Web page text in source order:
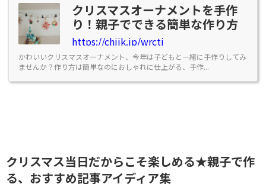
クリスマスオーナメントを手作
り！親子でできる簡単な作り方
https://chiik.jp/wrctj
かわいいクリスマスオーナメント、今年は子どもと一緒に手作りしてみ
ませんか？作り方は簡単なのにおしゃれに仕上がる、手作...
クリスマス当日だからこそ楽しめる★親子で作
る、おすすめ記事アイディア集